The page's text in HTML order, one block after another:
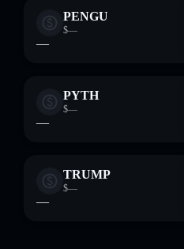
PENGU
$—
—
PYTH
$—
—
TRUMP
$—
—